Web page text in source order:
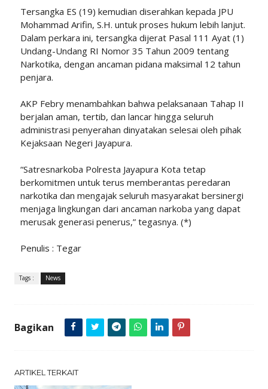
Tersangka ES (19) kemudian diserahkan kepada JPU
Mohammad Arifin, S.H. untuk proses hukum lebih lanjut.
Dalam perkara ini, tersangka dijerat Pasal 111 Ayat (1)
Undang-Undang RI Nomor 35 Tahun 2009 tentang
Narkotika, dengan ancaman pidana maksimal 12 tahun
penjara.
AKP Febry menambahkan bahwa pelaksanaan Tahap II
berjalan aman, tertib, dan lancar hingga seluruh
administrasi penyerahan dinyatakan selesai oleh pihak
Kejaksaan Negeri Jayapura.
“Satresnarkoba Polresta Jayapura Kota tetap
berkomitmen untuk terus memberantas peredaran
narkotika dan mengajak seluruh masyarakat bersinergi
menjaga lingkungan dari ancaman narkoba yang dapat
merusak generasi penerus,” tegasnya. (*)
Penulis : Tegar
Tags : News
Bagikan
ARTIKEL TERKAIT